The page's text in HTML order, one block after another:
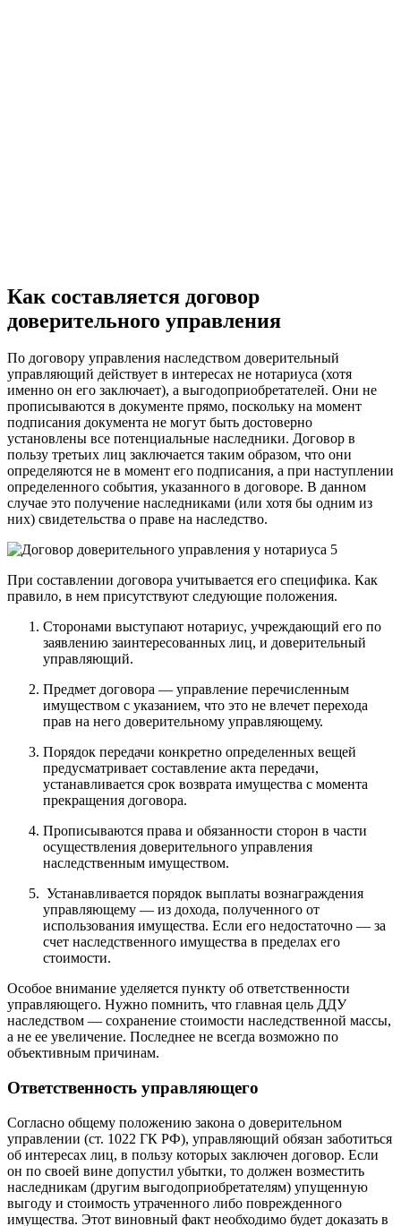
Как составляется договор
доверительного управления
По договору управления наследством доверительный
управляющий действует в интересах не нотариуса (хотя
именно он его заключает), а выгодоприобретателей. Они не
прописываются в документе прямо, поскольку на момент
подписания документа не могут быть достоверно
установлены все потенциальные наследники. Договор в
пользу третьих лиц заключается таким образом, что они
определяются не в момент его подписания, а при наступлении
определенного события, указанного в договоре. В данном
случае это получение наследниками (или хотя бы одним из
них) свидетельства о праве на наследство.
При составлении договора учитывается его специфика. Как
правило, в нем присутствуют следующие положения.
Сторонами выступают нотариус, учреждающий его по
заявлению заинтересованных лиц, и доверительный
управляющий.
Предмет договора — управление перечисленным
имуществом с указанием, что это не влечет перехода
прав на него доверительному управляющему.
Порядок передачи конкретно определенных вещей
предусматривает составление акта передачи,
устанавливается срок возврата имущества с момента
прекращения договора.
Прописываются права и обязанности сторон в части
осуществления доверительного управления
наследственным имуществом.
Устанавливается порядок выплаты вознаграждения
управляющему — из дохода, полученного от
использования имущества. Если его недостаточно — за
счет наследственного имущества в пределах его
стоимости.
Особое внимание уделяется пункту об ответственности
управляющего. Нужно помнить, что главная цель ДДУ
наследством — сохранение стоимости наследственной массы,
а не ее увеличение. Последнее не всегда возможно по
объективным причинам.
Ответственность управляющего
Согласно общему положению закона о доверительном
управлении (ст. 1022 ГК РФ), управляющий обязан заботиться
об интересах лиц, в пользу которых заключен договор. Если
он по своей вине допустил убытки, то должен возместить
наследникам (другим выгодоприобретателям) упущенную
выгоду и стоимость утраченного либо поврежденного
имущества. Этот виновный факт необходимо будет доказать в